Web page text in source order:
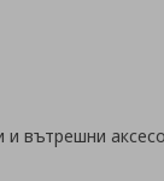
и вътрешни